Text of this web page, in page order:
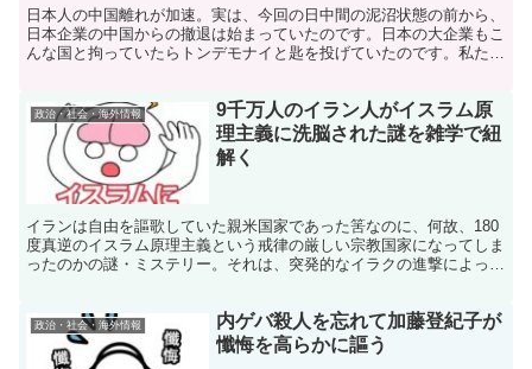
日本人の中国離れが加速。実は、今回の日中間の泥沼状態の前から、
日本企業の中国からの撤退は始まっていたのです。日本の大企業もこ
んな国と拘っていたらトンデモナイと匙を投げていたのです。私たち
政治・社会・海外情報
9千万人のイラン人がイスラム原
理主義に洗脳された謎を雑学で紐
解く
イランは自由を謳歌していた親米国家であった筈なのに、何故、180
度真逆のイスラム原理主義という戒律の厳しい宗教国家になってしま
ったのかの謎・ミステリー。それは、突発的なイラクの進撃によって
政治・社会・海外情報
内ゲバ殺人を忘れて加藤登紀子が
懺悔を高らかに謳う